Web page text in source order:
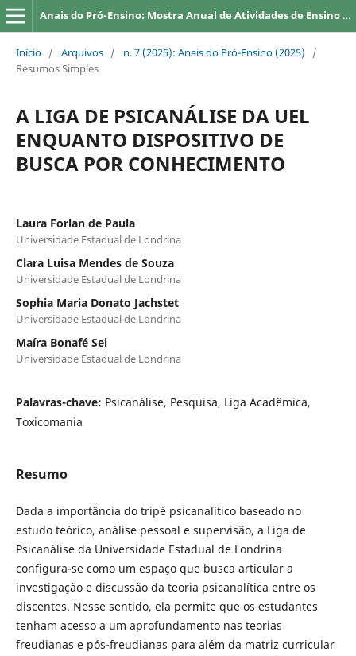
Anais do Pró-Ensino: Mostra Anual de Atividades de Ensino da UEL
Início / Arquivos / n. 7 (2025): Anais do Pró-Ensino (2025)
/
Resumos Simples
A LIGA DE PSICANÁLISE DA UEL
ENQUANTO DISPOSITIVO DE
BUSCA POR CONHECIMENTO
Laura Forlan de Paula
Universidade Estadual de Londrina
Clara Luisa Mendes de Souza
Universidade Estadual de Londrina
Sophia Maria Donato Jachstet
Universidade Estadual de Londrina
Maíra Bonafé Sei
Universidade Estadual de Londrina
Palavras-chave: Psicanálise, Pesquisa, Liga Acadêmica,
Toxicomania
Resumo
Dada a importância do tripé psicanalítico baseado no
estudo teórico, análise pessoal e supervisão, a Liga de
Psicanálise da Universidade Estadual de Londrina
configura-se como um espaço que busca articular a
investigação e discussão da teoria psicanalítica entre os
discentes. Nesse sentido, ela permite que os estudantes
tenham acesso a um aprofundamento nas teorias
freudianas e pós-freudianas para além da matriz curricular